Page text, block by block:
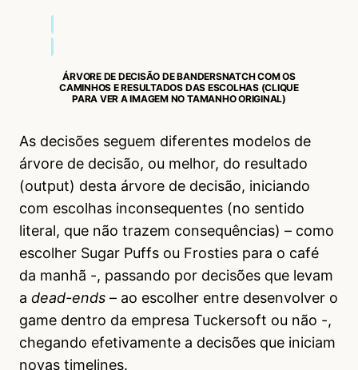
ÁRVORE DE DECISÃO DE BANDERSNATCH COM OS
CAMINHOS E RESULTADOS DAS ESCOLHAS (CLIQUE
PARA VER A IMAGEM NO TAMANHO ORIGINAL)
As decisões seguem diferentes modelos de
árvore de decisão, ou melhor, do resultado
(output) desta árvore de decisão, iniciando
com escolhas inconsequentes (no sentido
literal, que não trazem consequências) – como
escolher Sugar Puffs ou Frosties para o café
da manhã -, passando por decisões que levam
a dead-ends – ao escolher entre desenvolver o
game dentro da empresa Tuckersoft ou não -,
chegando efetivamente a decisões que iniciam
novas timelines.